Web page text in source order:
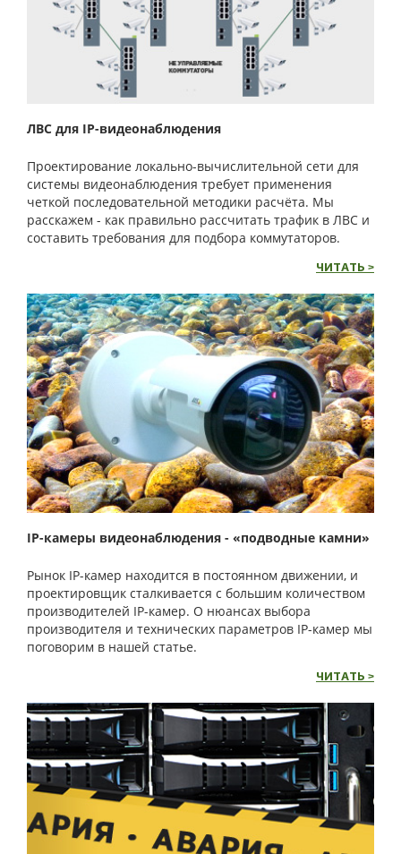
ЛВС для IP-видеонаблюдения
Проектирование локально-вычислительной сети для
системы видеонаблюдения требует применения
четкой последовательной методики расчёта. Мы
расскажем - как правильно рассчитать трафик в ЛВС и
составить требования для подбора коммутаторов.
ЧИТАТЬ >
IP-камеры видеонаблюдения - «подводные камни»
Рынок IP-камер находится в постоянном движении, и
проектировщик сталкивается с большим количеством
производителей IP-камер. О нюансах выбора
производителя и технических параметров IP-камер мы
поговорим в нашей статье.
ЧИТАТЬ >